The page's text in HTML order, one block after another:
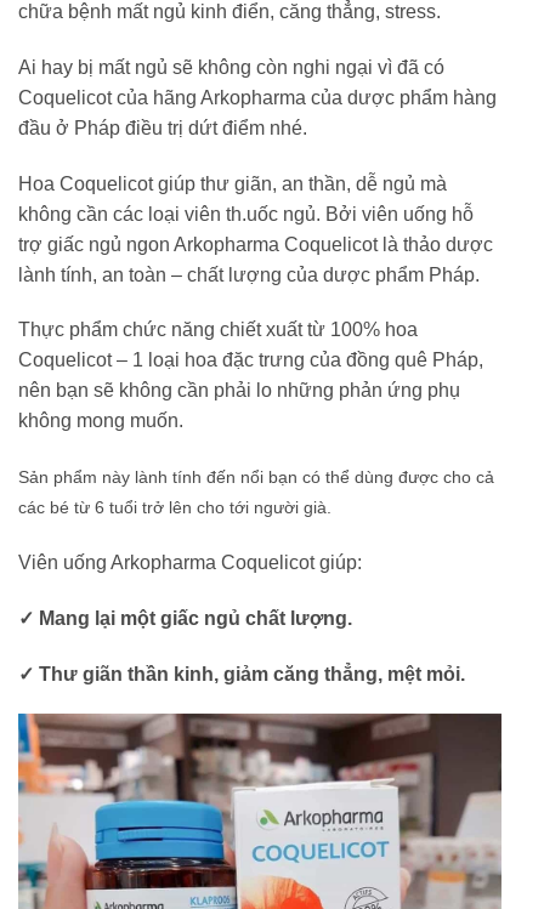
chữa bệnh mất ngủ kinh điển, căng thẳng, stress.
Ai hay bị mất ngủ sẽ không còn nghi ngại vì đã có
Coquelicot của hãng Arkopharma của dược phẩm hàng
đầu ở Pháp điều trị dứt điểm nhé.
Hoa Coquelicot giúp thư giãn, an thần, dễ ngủ mà
không cần các loại viên th.uốc ngủ. Bởi viên uống hỗ
trợ giấc ngủ ngon Arkopharma Coquelicot là thảo dược
lành tính, an toàn – chất lượng của dược phẩm Pháp.
Thực phẩm chức năng chiết xuất từ 100% hoa
Coquelicot – 1 loại hoa đặc trưng của đồng quê Pháp,
nên bạn sẽ không cần phải lo những phản ứng phụ
không mong muốn.
Sản phẩm này lành tính đến nổi bạn có thể dùng được cho cả
các bé từ 6 tuổi trở lên cho tới người già.
Viên uống Arkopharma Coquelicot giúp:
✓ Mang lại một giấc ngủ chất lượng.
✓ Thư giãn thần kinh, giảm căng thẳng, mệt mỏi.